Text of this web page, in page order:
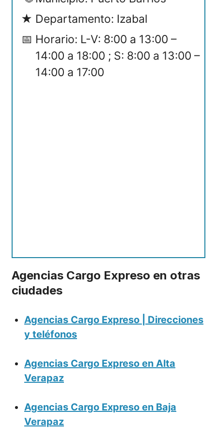
Departamento: Izabal
Horario: L-V: 8:00 a 13:00 –
14:00 a 18:00 ; S: 8:00 a 13:00 –
14:00 a 17:00
Agencias Cargo Expreso en otras
ciudades
Agencias Cargo Expreso | Direcciones
y teléfonos
Agencias Cargo Expreso en Alta
Verapaz
Agencias Cargo Expreso en Baja
Verapaz